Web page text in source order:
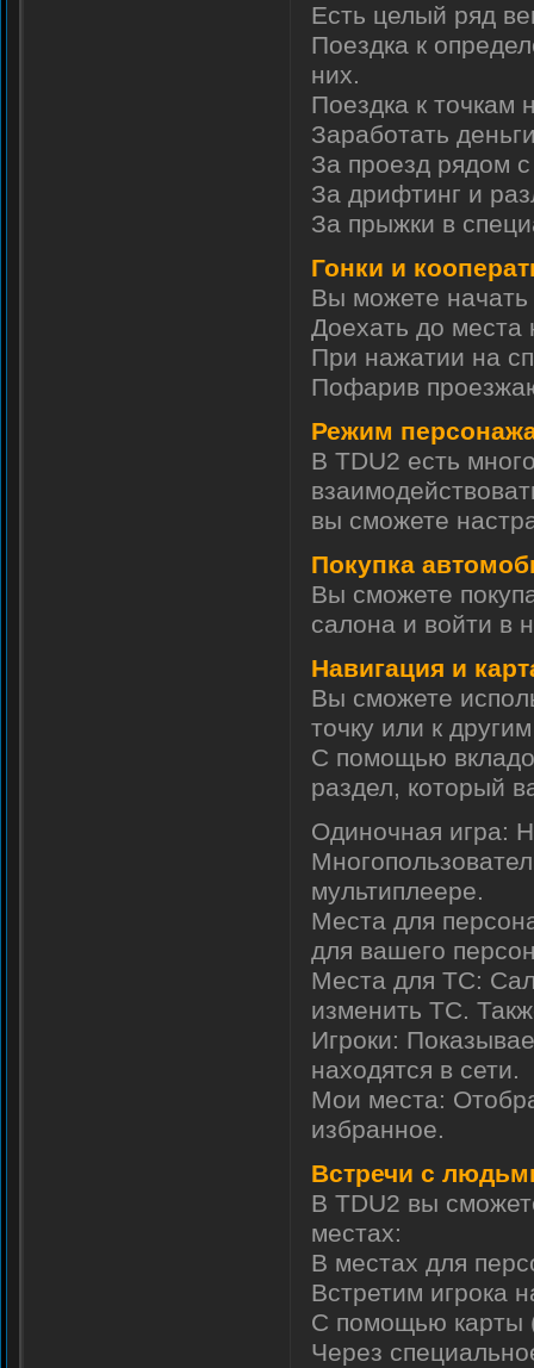
Есть целый ряд
Поездка к
них.
Поездка к точкам
Заработать
За проезд рядом
За дрифтинг и
За прыжки в
Гонки и
Вы можете начать
Доехать до места
При нажатии на
Пофарив
Режим
В TDU2 есть
вы сможете
Покупка
Вы сможете
салона и войти в
Навигация и
Вы сможете
точку или к
С помощью
раздел, который
Одиночная игра:
мультиплеере.
Места для
для вашего
Места для ТС:
изменить ТС.
Игроки:
находятся в сети.
Мои места:
избранное.
Встречи с
В TDU2 вы
местах:
В местах для
Встретим игрока
С помощью карты
Через